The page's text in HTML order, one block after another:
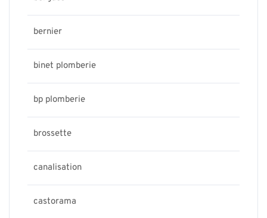
bernier
binet plomberie
bp plomberie
brossette
canalisation
castorama